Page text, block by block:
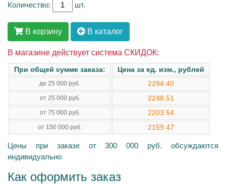
Количество: шт.
В корзину В каталог
В магазине действует система СКИДОК:
При общей сумме заказа: Цена за ед. изм., рублей
до 25 000 руб. 2294.40
от 25 000 руб. 2248.51
от 75 000 руб. 2203.54
от 150 000 руб. 2159.47
Цены при заказе от 300 000 руб. обсуждаются
индивидуально
Как оформить заказ